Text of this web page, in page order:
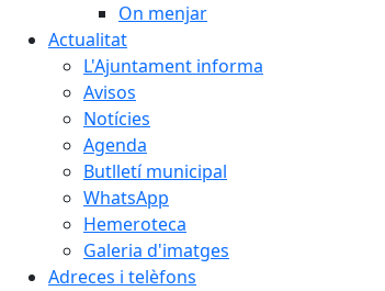
On menjar
Actualitat
L'Ajuntament informa
Avisos
Notícies
Agenda
Butlletí municipal
WhatsApp
Hemeroteca
Galeria d'imatges
Adreces i telèfons